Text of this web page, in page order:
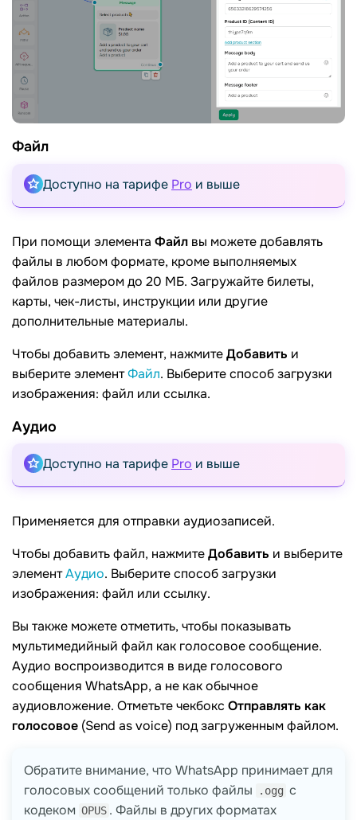
Файл
Доступно на тарифе Pro и выше
При помощи элемента Файл вы можете добавлять
файлы в любом формате, кроме выполняемых
файлов размером до 20 МБ. Загружайте билеты,
карты, чек-листы, инструкции или другие
дополнительные материалы.
Чтобы добавить элемент, нажмитеДобавить и
выберите элементФайл. Выберите способ загрузки
изображения: файл или ссылка.
Аудио
Доступно на тарифе Pro и выше
Применяется для отправки аудиозаписей.
Чтобы добавить файл, нажмитеДобавить и выберите
элементАудио. Выберите способ загрузки
изображения: файл или ссылку.
Вы также можете отметить, чтобы показывать
мультимедийный файл как голосовое сообщение.
Аудио воспроизводится в виде голосового
сообщения WhatsApp, а не как обычное
аудиовложение. Отметьте чекбокс Отправлять как
голосовое (Send as voice) под загруженным файлом.
Обратите внимание, что WhatsApp принимает для
голосовых сообщений только файлы
.ogg с
кодеком OPUS . Файлы в других форматах